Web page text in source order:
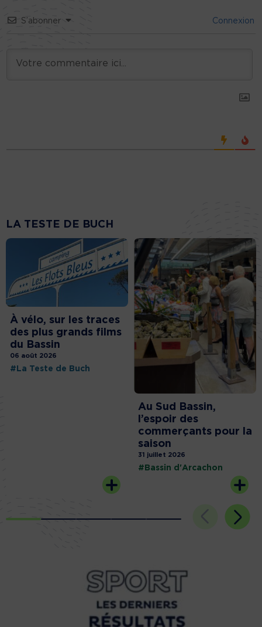
S’abonner Connexion
LA TESTE DE BUCH
À vélo, sur les traces
des plus grands films
du Bassin
06 août 2026
#La Teste de Buch
Au Sud Bassin,
l’espoir des
commerçants pour la
saison
31 juillet 2026
#Bassin d'Arcachon